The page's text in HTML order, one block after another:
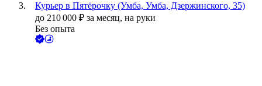
Курьер в Пятёрочку (Умба, Умба, Дзержинского, 35)
до 210 000 ₽ за месяц, на руки
Без опыта